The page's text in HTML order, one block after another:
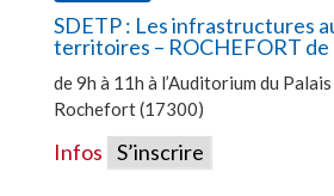
SDETP : Les infrastructures
territoires – ROCHEFORT de
de 9h à 11h à l’Auditorium du
Rochefort (17300)
Infos S’inscrire